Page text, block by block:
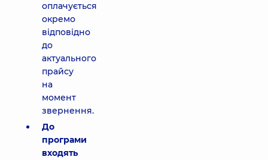
оплачується
окремо
відповідно
до
актуального
прайсу
на
момент
звернення.
До
програми
входять